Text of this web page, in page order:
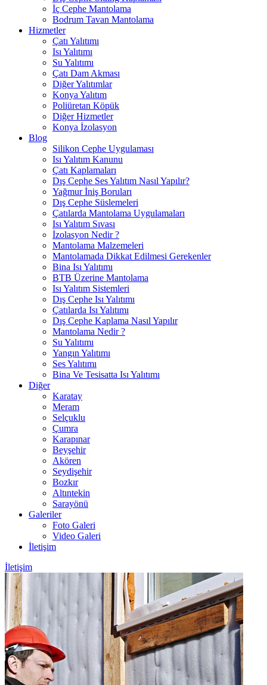
İç Cephe Mantolama
Bodrum Tavan Mantolama
Hizmetler
Çatı Yalıtımı
Isı Yalıtımı
Su Yalıtımı
Çatı Dam Akması
Diğer Yalıtımlar
Konya Yalıtım
Poliüretan Köpük
Diğer Hizmetler
Konya İzolasyon
Blog
Silikon Cephe Uygulaması
Isı Yalıtım Kanunu
Çatı Kaplamaları
Dış Cephe Ses Yalıtım Nasıl Yapılır?
Yağmur İniş Boruları
Dış Cephe Süslemeleri
Çatılarda Mantolama Uygulamaları
Isı Yalıtım Sıvası
İzolasyon Nedir ?
Mantolama Malzemeleri
Mantolamada Dikkat Edilmesi Gerekenler
Bina Isı Yalıtımı
BTB Üzerine Mantolama
Isı Yalıtım Sistemleri
Dış Cephe Isı Yalıtımı
Çatılarda Isı Yalıtımı
Dış Cephe Kaplama Nasıl Yapılır
Mantolama Nedir ?
Su Yalıtımı
Yangın Yalıtımı
Ses Yalıtımı
Bina Ve Tesisatta Isı Yalıtımı
Diğer
Karatay
Meram
Selçuklu
Çumra
Karapınar
Beyşehir
Akören
Seydişehir
Bozkır
Altıntekin
Sarayönü
Galeriler
Foto Galeri
Video Galeri
İletişim
İletişim